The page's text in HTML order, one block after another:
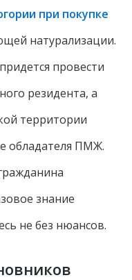
при покупке
натурализации.
провести
резидента, а
территории
обладателя ПМЖ.
знание
не без нюансов.